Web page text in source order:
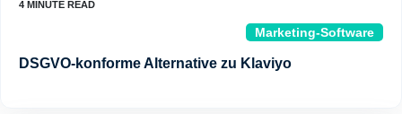
Marketing-Software
DSGVO-konforme Alternative zu Klaviyo